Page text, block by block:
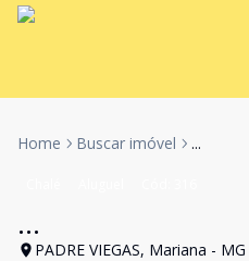
Home Buscar imóvel ...
...
PADRE VIEGAS, Mariana - MG